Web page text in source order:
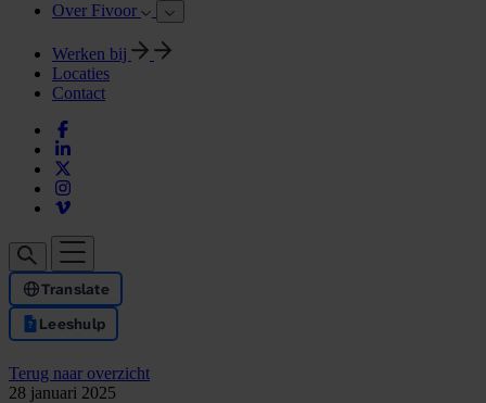
Over Fivoor
Werken bij
Locaties
Contact
Translate
Leeshulp
Terug naar overzicht
28 januari 2025